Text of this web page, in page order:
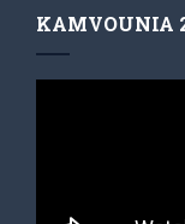
KAMVOUNIA